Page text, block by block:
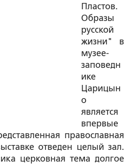
Пластов.
Образы
русской
жизни" в
музее-
заповедн
ике
Царицын
о
является
впервые
православная
отведен целый зал.
церковная тема долгое